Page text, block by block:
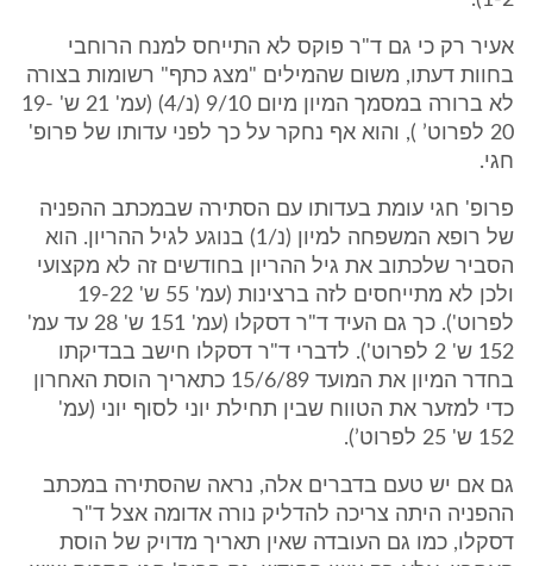
אעיר רק כי גם ד"ר פוקס לא התייחס למנח הרוחבי
בחוות דעתו, משום שהמילים "מצג כתף" רשומות בצורה
לא ברורה במסמך המיון מיום 9/10 (נ/4) (עמ' 21 ש' 19-
20 לפרוט’ ), והוא אף נחקר על כך לפני עדותו של פרופ'
חגי.
פרופ' חגי עומת בעדותו עם הסתירה שבמכתב ההפניה
של רופא המשפחה למיון (נ/1) בנוגע לגיל ההריון. הוא
הסביר שלכתוב את גיל ההריון בחודשים זה לא מקצועי
ולכן לא מתייחסים לזה ברצינות (עמ' 55 ש' 19-22
לפרוט'). כך גם העיד ד"ר דסקלו (עמ' 151 ש' 28 עד עמ'
152 ש' 2 לפרוט'). לדברי ד"ר דסקלו חישב בבדיקתו
בחדר המיון את המועד 15/6/89 כתאריך הוסת האחרון
כדי למזער את הטווח שבין תחילת יוני לסוף יוני (עמ'
152 ש' 25 לפרוט’).
גם אם יש טעם בדברים אלה, נראה שהסתירה במכתב
ההפניה היתה צריכה להדליק נורה אדומה אצל ד"ר
דסקלו, כמו גם העובדה שאין תאריך מדויק של הוסת